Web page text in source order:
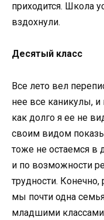
приходится. Школа
вздохнули.
Десятый класс
Все лето вел
нее все каникулы,
как долго я ее не
своим видом
тоже не остаемся в
и по возможности
трудности.
мы почти одна
младшими классами